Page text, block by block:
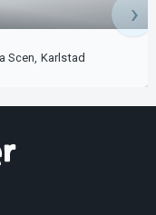
Scen, Karlstad